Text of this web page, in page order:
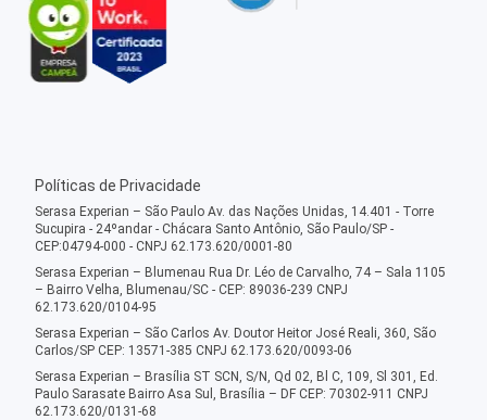
Políticas de Privacidade
Serasa Experian – São Paulo Av. das Nações Unidas, 14.401 - Torre
Sucupira - 24ºandar - Chácara Santo Antônio, São Paulo/SP -
CEP:04794-000 - CNPJ 62.173.620/0001-80
Serasa Experian – Blumenau Rua Dr. Léo de Carvalho, 74 – Sala 1105
– Bairro Velha, Blumenau/SC - CEP: 89036-239 CNPJ
62.173.620/0104-95
Serasa Experian – São Carlos Av. Doutor Heitor José Reali, 360, São
Carlos/SP CEP: 13571-385 CNPJ 62.173.620/0093-06
Serasa Experian – Brasília ST SCN, S/N, Qd 02, Bl C, 109, Sl 301, Ed.
Paulo Sarasate Bairro Asa Sul, Brasília – DF CEP: 70302-911 CNPJ
62.173.620/0131-68